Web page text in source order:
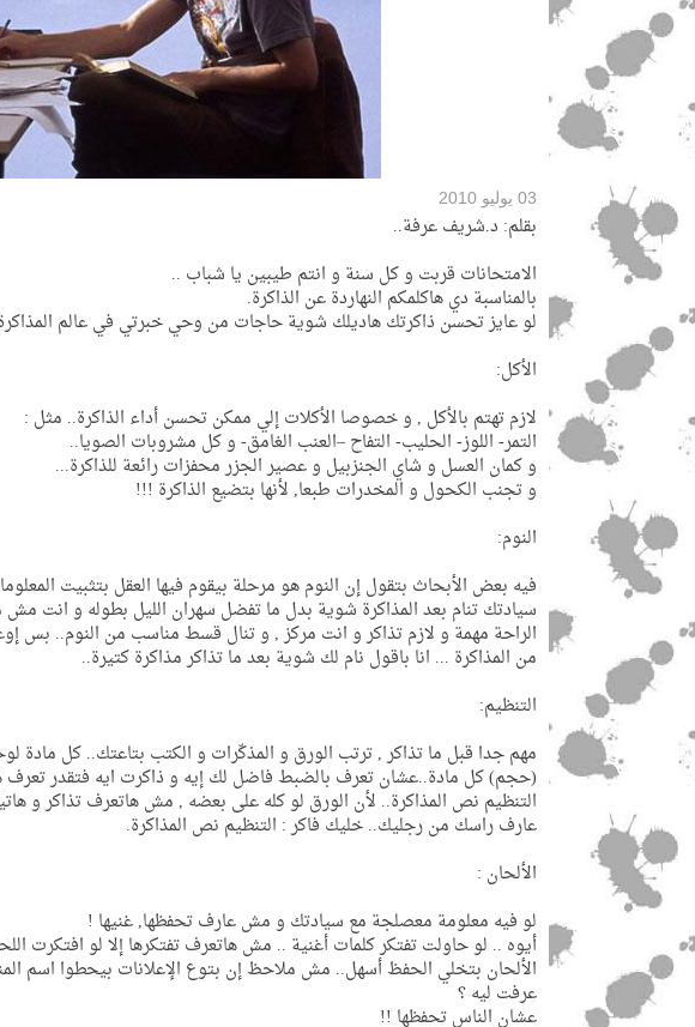
03 يوليو 2010
بقلم: د.شريف عرفة..
الامتحانات قربت و كل سنة و انتم طيبين يا شباب ..
بالمناسبة دي هاكلمكم النهاردة عن الذاكرة.
لو عايز تحسن ذاكرتك هاديلك شوية حاجات من وحي خبرتي في عالم
الأكل:
لازم تهتم بالأكل , و خصوصا الأكلات إلي ممكن تحسن أداء الذاكرة.. مثل :
التمر- اللوز- الحليب- التفاح –العنب الغامق- و كل مشروبات الصويا..
و كمان العسل و شاي الجنزبيل و عصير الجزر محفزات رائعة للذاكرة...
و تجنب الكحول و المخدرات طبعا, لأنها بتضيع الذاكرة !!!
النوم:
فيه بعض الأبحاث بتقول إن النوم هو مرحلة بيقوم فيها العقل بتثبيت
سيادتك تنام بعد المذاكرة شوية بدل ما تفضل سهران الليل بطوله و انت مش
الراحة مهمة و لازم تذاكر و انت مركز , و تنال قسط مناسب من النوم.. بس
من المذاكرة ... انا باقول نام لك شوية بعد ما تذاكر مذاكرة كتيرة..
التنظيم:
مهم جدا قبل ما تذاكر , ترتب الورق و المذكّرات و الكتب بتاعتك.. كل
(حجم) كل مادة..عشان تعرف بالضبط فاضل لك إيه و ذاكرت ايه فتقدر تعرف
التنظيم نص المذاكرة.. لأن الورق لو كله على بعضه , مش هاتعرف تذاكر و
عارف راسك من رجليك.. خليك فاكر : التنظيم نص المذاكرة.
الألحان :
لو فيه معلومة معصلجة مع سيادتك و مش عارف تحفظها, غنيها !
أيوه .. لو حاولت تفتكر كلمات أغنية .. مش هاتعرف تفتكرها إلا لو افتكرت
الألحان بتخلي الحفظ أسهل.. مش ملاحظ إن بتوع الإعلانات بيحطوا اسم
عرفت ليه ؟
عشان الناس تحفظها !!